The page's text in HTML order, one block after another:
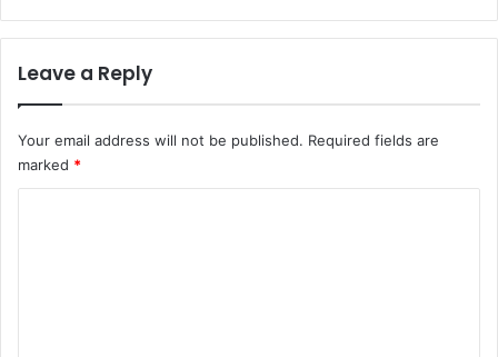
Leave a Reply
Your email address will not be published. Required fields are
marked *